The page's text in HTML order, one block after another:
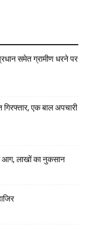
समेत ग्रामीण धरने पर
एक बाल अपचारी
आग, लाखों का नुकसान